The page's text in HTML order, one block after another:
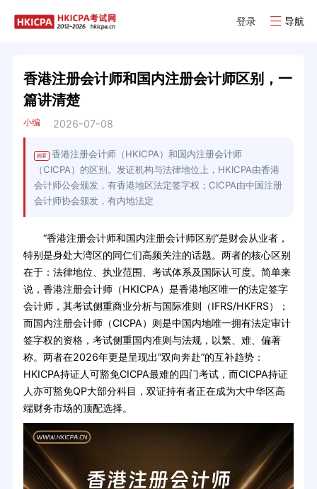
登录 导航
香港注册会计师和国内注册会计师区别，一
篇讲清楚
小编 2026-07-08
摘要
香港注册会计师（HKICPA）和国内注册会计师
（CICPA）的区别。发证机构与法律地位上，HKICPA由香港
会计师公会颁发，有香港地区法定签字权；CICPA由中国注册
会计师协会颁发，有内地法定
“香港注册会计师和国内注册会计师区别”是财会从业者，
特别是身处大湾区的同仁们高频关注的话题。两者的核心区别
在于：法律地位、执业范围、考试体系及国际认可度。简单来
说，香港注册会计师（HKICPA）是香港地区唯一的法定签字
会计师，其考试侧重商业分析与国际准则（IFRS/HKFRS）；
而国内注册会计师（CICPA）则是中国内地唯一拥有法定审计
签字权的资格，考试侧重国内准则与法规，以繁、难、偏著
称。两者在2026年更是呈现出“双向奔赴”的互补趋势：
HKICPA持证人可豁免CICPA最难的四门考试，而CICPA持证
人亦可豁免QP大部分科目，双证持有者正在成为大中华区高
端财务市场的顶配选择。